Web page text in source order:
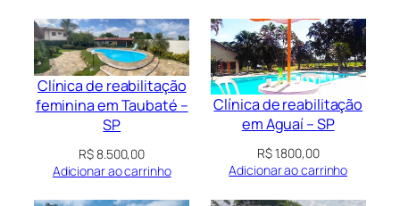
Clínica de reabilitação
feminina em Taubaté –
SP
R$8.500,00
Adicionar ao carrinho
Clínica de reabilitação
em Aguaí – SP
R$1.800,00
Adicionar ao carrinho